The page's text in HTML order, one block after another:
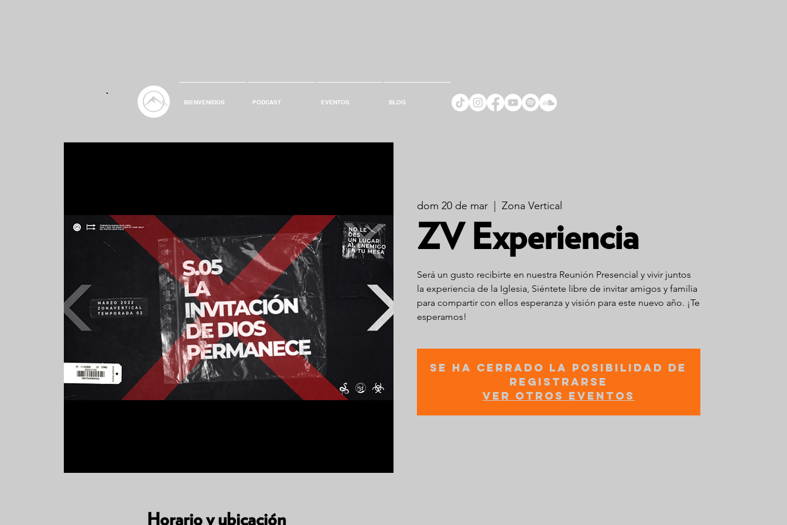
dom 20 de mar Zona Vertical
ZV Experiencia
Será un gusto recibirte en nuestra Reunión Presencial y vivir juntos
la experiencia de la Iglesia, Siéntete libre de invitar amigos y familia
para compartir con ellos esperanza y visión para este nuevo año. ¡Te
esperamos!
Se ha cerrado la posibilidad de
registrarse
Ver otros eventos
Horario y ubicación
BIENVENIDOS PODCAST EVENTOS BLOG